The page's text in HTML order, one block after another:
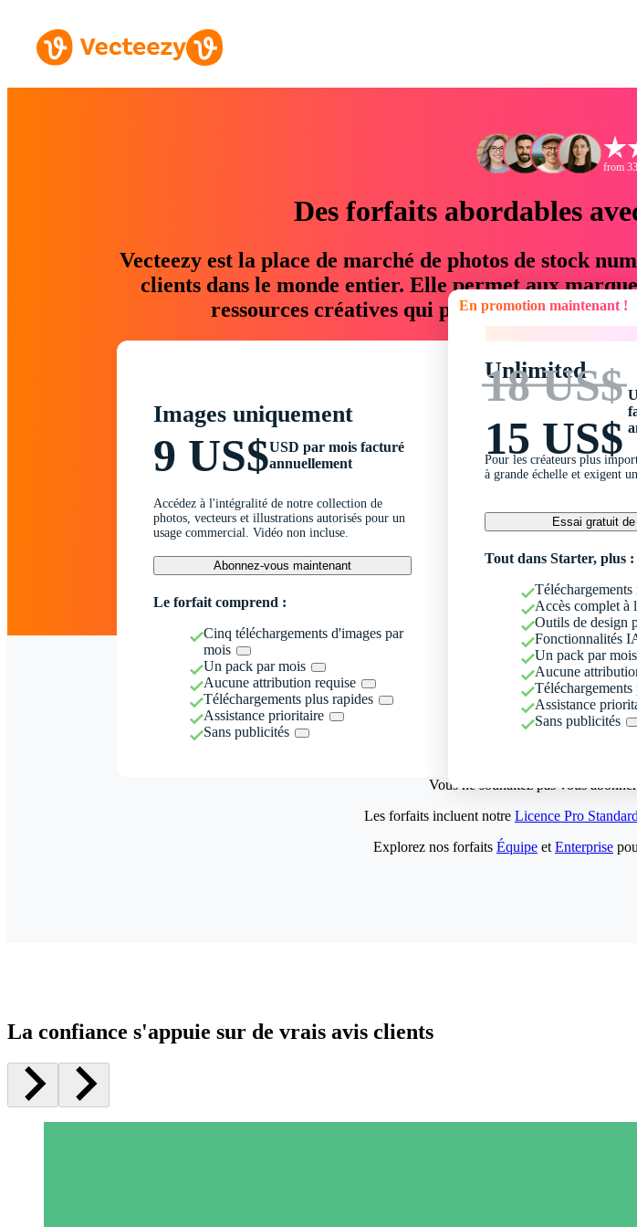
from
Des forfaits abordables
Vecteezy est la place de marché de photos de stock
clients dans le monde entier. Elle permet aux
ressources créatives qui permettent
Images uniquement
9 US$USD par mois facturé
annuellement
Accédez à l'intégralité de notre collection de
photos, vecteurs et illustrations autorisés pour un
usage commercial. Vidéo non incluse.
Abonnez-vous maintenant
Le forfait comprend :
Cinq téléchargements d'images par
mois
Un pack par mois
Aucune attribution requise
Téléchargements plus rapides
Assistance prioritaire
Sans publicités
En promotion maintenant !
Unlimited
18 US$
15 US$
Pour les créateurs plus
à grande échelle et exigent
Essai gratuit
Tout dans Starter, plus :
Accès complet à
Outils de design
Fonctionnalités
Un pack par mois
Aucune
Téléchargements
Assistance
Sans publicités
Vous ne souhaitez pas vous
Les forfaits incluent notre Licence Pro Standard
Explorez nos forfaits Équipe et Enterprise
La confiance s'appuie sur de vrais avis clients